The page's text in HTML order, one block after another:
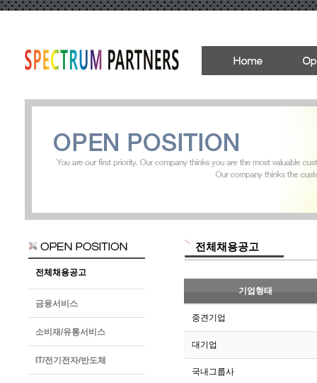
전체채용공고
금융서비스
소비재/유통서비스
IT/전기전자/반도체
전체채용공고
기업형태
33
중견기업
32
대기업
31
국내그룹사